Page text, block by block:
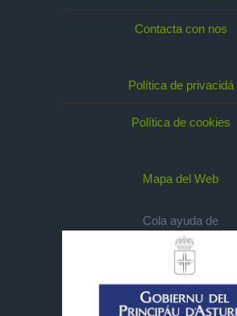
Contacta con nos
Política de privacidá
Política de cookies
Mapa del Web
Cola ayuda de